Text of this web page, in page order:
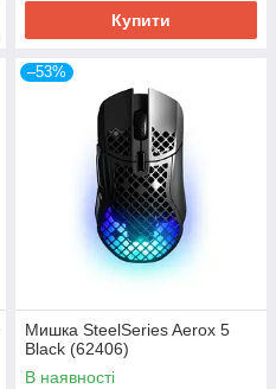
Купити
–53%
Мишка SteelSeries Aerox 5
Black (62406)
В наявності